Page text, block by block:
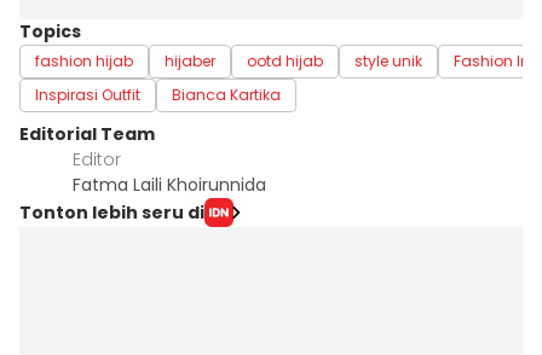
Topics
fashion hijab hijaber ootd hijab style unik
Fashion
Inspirasi Outfit
Bianca Kartika
Editorial Team
Editor
Fatma Laili Khoirunnida
Tonton lebih seru di